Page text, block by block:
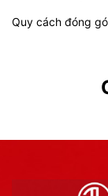
Quy cách đóng